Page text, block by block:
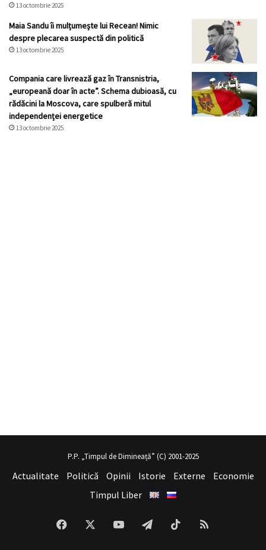
13 octombrie 2025
Maia Sandu îi mulțumește lui Recean! Nimic
despre plecarea suspectă din politică
13 octombrie 2025
Compania care livrează gaz în Transnistria,
„europeană doar în acte”. Schema dubioasă, cu
rădăcini la Moscova, care spulberă mitul
independenței energetice
13 octombrie 2025
hayalini kurduğu seksi kadının üvey annesi gibi
P.P. „Timpul de Dimineață” (C) 2001-2025
Actualitate Politică Opinii Istorie Externe
Economie
Timpul Liber
Facebook YouTubeTelegramTikTokRSS